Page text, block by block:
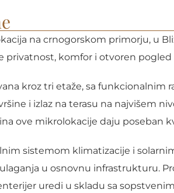
na crnogorskom primorju, u
privatnost, komfor i otvoren pogled
kroz tri etaže, sa
i izlaz na terasu na najvišem
ove mikrolokacije daju poseban
sistemom klimatizacije i
u osnovnu infrastrukturu.
uredi u skladu sa